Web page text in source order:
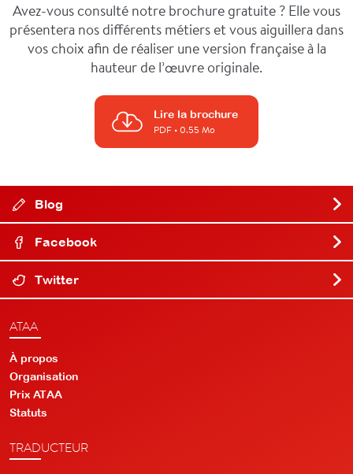
Avez-vous consulté notre brochure gratuite ? Elle vous
présentera nos différents métiers et vous aiguillera dans
vos choix afin de réaliser une version française à la
hauteur de l’œuvre originale.
Lire la brochure
PDF• 0.55 Mo
Blog
Facebook
Twitter
ATAA
À propos
Organisation
Prix ATAA
Statuts
TRADUCTEUR